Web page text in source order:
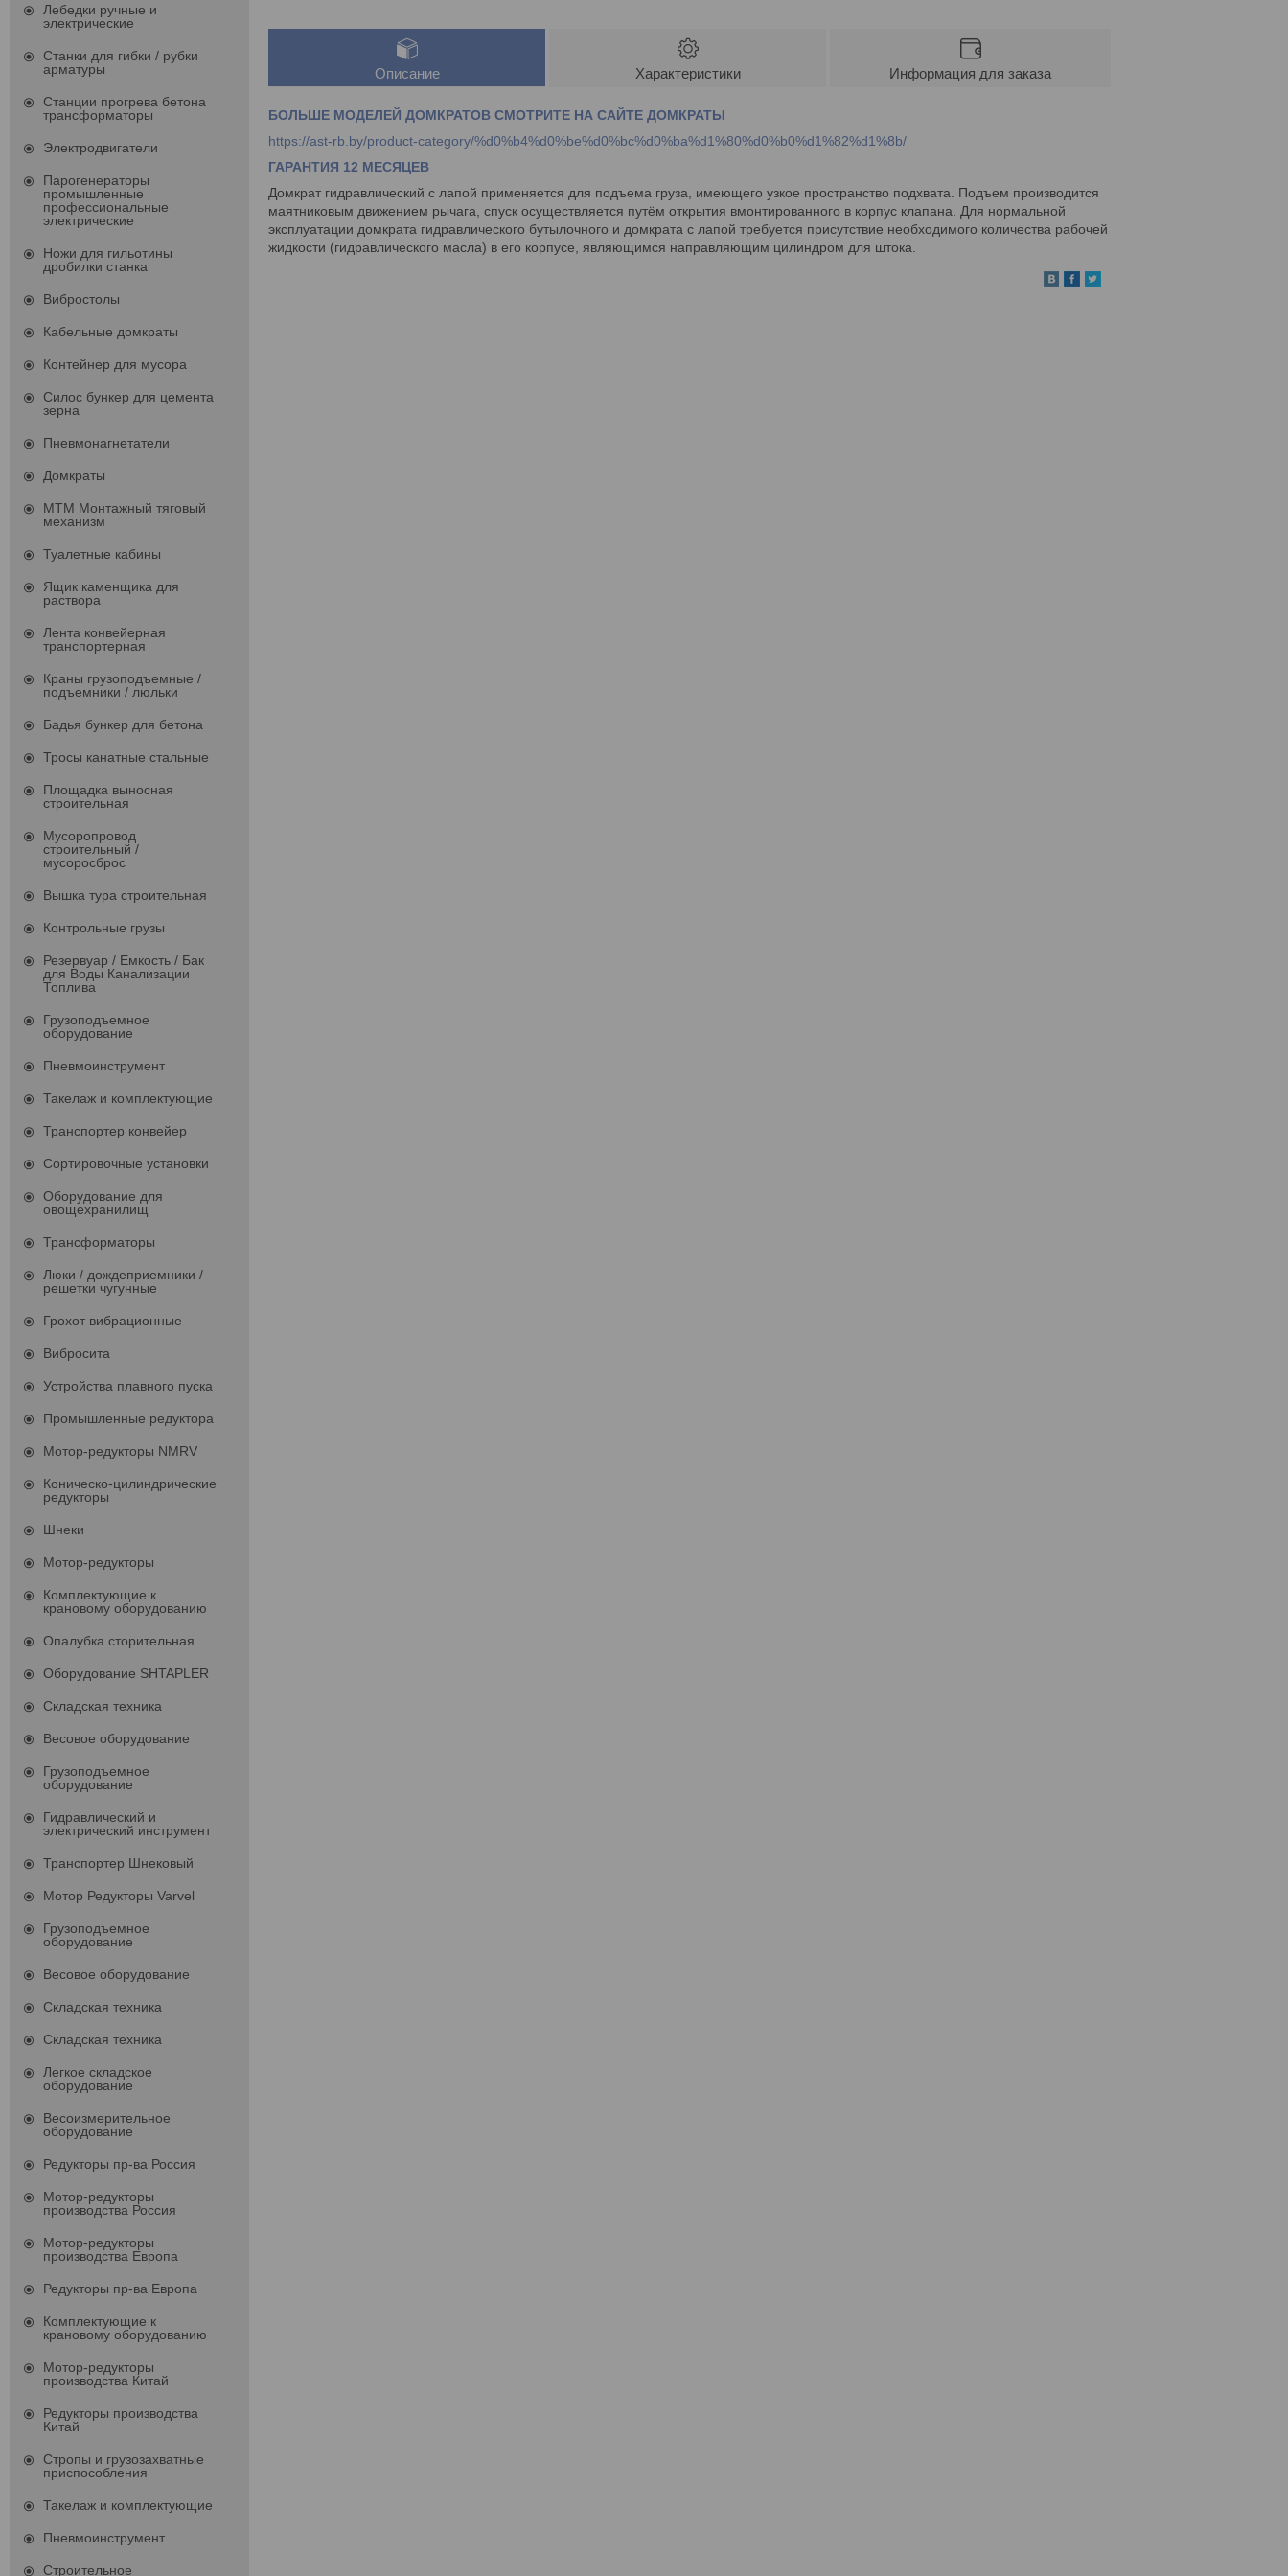
Описание Характеристики Информация для заказа
БОЛЬШЕ МОДЕЛЕЙ ДОМКРАТОВ СМОТРИТЕ НА САЙТЕ ДОМКРАТЫ
https://ast-rb.by/product-category/%d0%b4%d0%be%d0%bc%d0%ba%d1%80%d0%b0%d1%82%d1%8b/
ГАРАНТИЯ 12 МЕСЯЦЕВ
Домкрат гидравлический с лапой применяется для подъема груза, имеющего узкое пространство подхвата. Подъем производится
маятниковым движением рычага, спуск осуществляется путём открытия вмонтированного в корпус клапана. Для нормальной
эксплуатации домкрата гидравлического бутылочного и домкрата с лапой требуется присутствие необходимого количества рабочей
жидкости (гидравлического масла) в его корпусе, являющимся направляющим цилиндром для штока.
Лебедки ручные и
электрические
Станки для гибки / рубки
арматуры
Станции прогрева бетона
трансформаторы
Электродвигатели
Парогенераторы
промышленные
профессиональные
электрические
Ножи для гильотины
дробилки станка
Вибростолы
Кабельные домкраты
Контейнер для мусора
Силос бункер для цемента
зерна
Пневмонагнетатели
Домкраты
МТМ Монтажный тяговый
механизм
Туалетные кабины
Ящик каменщика для
раствора
Лента конвейерная
транспортерная
Краны грузоподъемные /
подъемники / люльки
Бадья бункер для бетона
Тросы канатные стальные
Площадка выносная
строительная
Мусоропровод
строительный /
мусоросброс
Вышка тура строительная
Контрольные грузы
Резервуар / Емкость / Бак
для Воды Канализации
Топлива
Грузоподъемное
оборудование
Пневмоинструмент
Такелаж и комплектующие
Транспортер конвейер
Сортировочные установки
Оборудование для
овощехранилищ
Трансформаторы
Люки / дождеприемники /
решетки чугунные
Грохот вибрационные
Вибросита
Устройства плавного пуска
Промышленные редуктора
Мотор-редукторы NMRV
Коническо-цилиндрические
редукторы
Шнеки
Мотор-редукторы
Комплектующие к
крановому оборудованию
Опалубка сторительная
Оборудование SHTAPLER
Складская техника
Весовое оборудование
Грузоподъемное
оборудование
Гидравлический и
электрический инструмент
Транспортер Шнековый
Мотор Редукторы Varvel
Грузоподъемное
оборудование
Весовое оборудование
Складская техника
Складская техника
Легкое складское
оборудование
Весоизмерительное
оборудование
Редукторы пр-ва Россия
Мотор-редукторы
производства Россия
Мотор-редукторы
производства Европа
Редукторы пр-ва Европа
Комплектующие к
крановому оборудованию
Мотор-редукторы
производства Китай
Редукторы производства
Китай
Стропы и грузозахватные
приспособления
Такелаж и комплектующие
Пневмоинструмент
Строительное